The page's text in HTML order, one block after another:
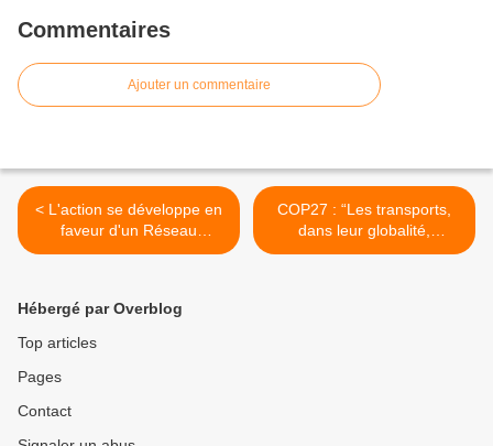
Commentaires
Ajouter un commentaire
< L'action se développe en
faveur d'un Réseau
Express Métropolitain AMP
COP27 : “Les transports,
dans leur globalité,
représentent 31 % des
Hébergé par Overblog
Top articles
Pages
Contact